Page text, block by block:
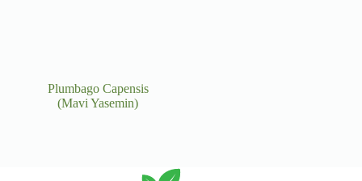
Plumbago Capensis
(Mavi Yasemin)